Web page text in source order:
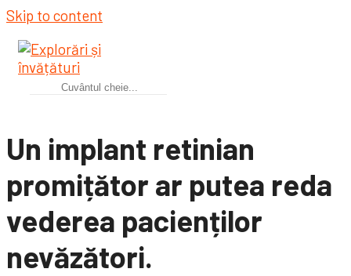
Skip to content
Un implant retinian
promițător ar putea reda
vederea pacienților
nevăzători.